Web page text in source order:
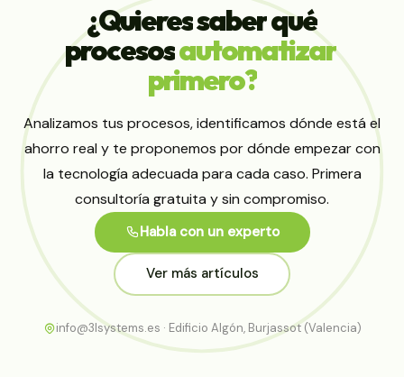
¿Quieressaberqué
procesosautomatizar
primero?
Analizamos tus procesos, identificamos dónde está el
ahorro real y te proponemos por dónde empezar con
la tecnología adecuada para cada caso. Primera
consultoría gratuita y sin compromiso.
Habla con un experto
Ver más artículos
info@3lsystems.es · Edificio Algón, Burjassot (Valencia)